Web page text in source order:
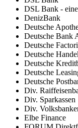
DSL Bank -
DenizBank
Deutsche
Deutsche Bank
Deutsche
Deutsche
Deutsche
Deutsche
Deutsche
Div.
Div. Sparkassen
Div.
Elbe Finance